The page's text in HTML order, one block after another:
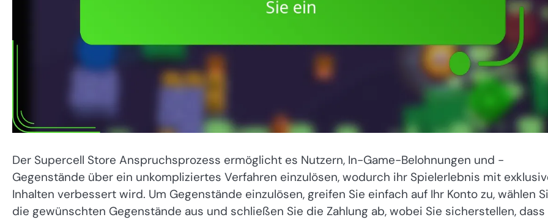
Der Supercell Store Anspruchsprozess ermöglicht es Nutzern, In-Game-Belohnungen und -
Gegenstände über ein unkompliziertes Verfahren einzulösen, wodurch ihr Spielerlebnis mit
Inhalten verbessert wird. Um Gegenstände einzulösen, greifen Sie einfach auf Ihr Konto zu, wählen
die gewünschten Gegenstände aus und schließen Sie die Zahlung ab, wobei Sie sicherstellen, dass